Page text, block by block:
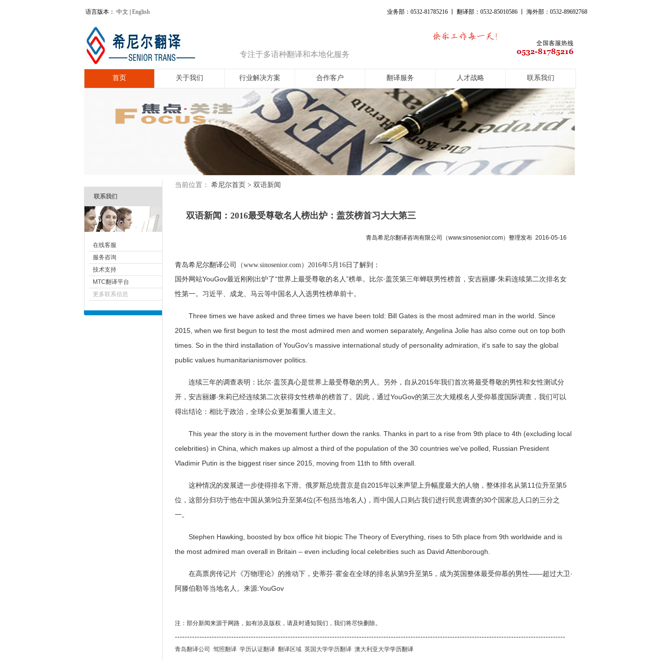
语言版本： 中文 English 业务部：0532-81785216 丨 翻译部：0532-85010586 丨 海外部：0532-89692768
专注于多语种翻译和本地化服务
首页 关于我们 行业解决方案 合作客户 翻译服务 人才战略 联系我们
联系我们
在线客服
服务咨询
技术支持
MTC翻译平台
更多联系信息
当前位置： 希尼尔首页 > 双语新闻
双语新闻：2016最受尊敬名人榜出炉：盖茨榜首习大大第三
青岛希尼尔翻译咨询有限公司（www.sinosenior.com）整理发布 2016-05-16
青岛希尼尔翻译公司（www.sinosenior.com）2016年5月16日了解到 ：
国外网站YouGov最近刚刚出炉了“世界上最受尊敬的名人”榜单。比尔·盖茨第三年蝉联男性榜首，安吉丽娜·朱莉连续第二次排名女
性第一。习近平、成龙、马云等中国名人入选男性榜单前十。
Three times we have asked and three times we have been told: Bill Gates is the most admired man in the world. Since
2015, when we first begun to test the most admired men and women separately, Angelina Jolie has also come out on top both
times. So in the third installation of YouGov's massive international study of personality admiration, it's safe to say the global
public values humanitarianismover politics.
连续三年的调查表明：比尔·盖茨真心是世界上最受尊敬的男人。另外，自从2015年我们首次将最受尊敬的男性和女性测试分
开，安吉丽娜·朱莉已经连续第二次获得女性榜单的榜首了。因此，通过YouGov的第三次大规模名人受仰慕度国际调查，我们可以
得出结论：相比于政治，全球公众更加看重人道主义。
This year the story is in the movement further down the ranks. Thanks in part to a rise from 9th place to 4th (excluding local
celebrities) in China, which makes up almost a third of the population of the 30 countries we've polled, Russian President
Vladimir Putin is the biggest riser since 2015, moving from 11th to fifth overall.
这种情况的发展进一步使得排名下滑。俄罗斯总统普京是自2015年以来声望上升幅度最大的人物，整体排名从第11位升至第5
位，这部分归功于他在中国从第9位升至第4位(不包括当地名人)，而中国人口则占我们进行民意调查的30个国家总人口的三分之
一。
Stephen Hawking, boosted by box office hit biopic The Theory of Everything, rises to 5th place from 9th worldwide and is
the most admired man overall in Britain – even including local celebrities such as David Attenborough.
在高票房传记片《万物理论》的推动下，史蒂芬·霍金在全球的排名从第9升至第5，成为英国整体最受仰慕的男性——超过大卫·
阿滕伯勒等当地名人。来源:YouGov
注：部分新闻来源于网路，如有涉及版权，请及时通知我们，我们将尽快删除。
---------------------------------------------------------------------------------------------------------------------------------------------------------------
青岛翻译公司 驾照翻译 学历认证翻译 翻译区域 英国大学学历翻译 澳大利亚大学学历翻译